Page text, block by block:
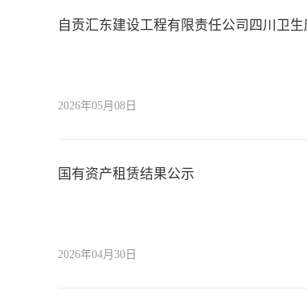
自贡汇东建设工程有限责任公司四川卫
2026年05月08日
国有资产租赁结果公示
2026年04月30日